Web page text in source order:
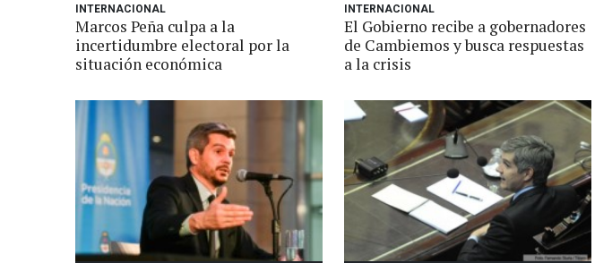
INTERNACIONAL
Marcos Peña culpa a la
incertidumbre electoral por la
situación económica
INTERNACIONAL
El Gobierno recibe a gobernadores
de Cambiemos y busca respuestas
a la crisis